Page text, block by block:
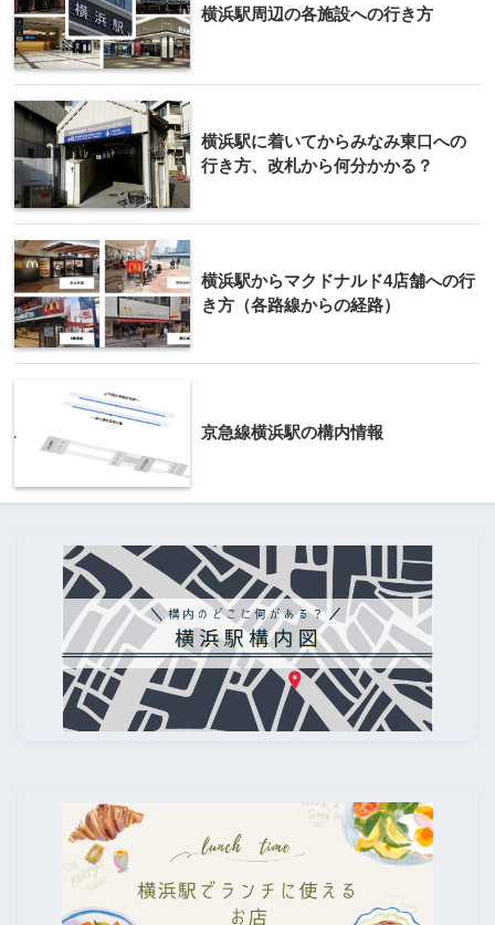
横浜駅周辺の各施設への行き方
横浜駅に着いてからみなみ東口への
行き方、改札から何分かかる？
横浜駅からマクドナルド4店舗への行
き方（各路線からの経路）
京急線横浜駅の構内情報